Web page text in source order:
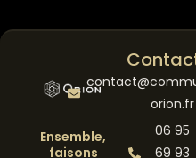
Ensemble,
faisons
orion.fr
06 95
69 93